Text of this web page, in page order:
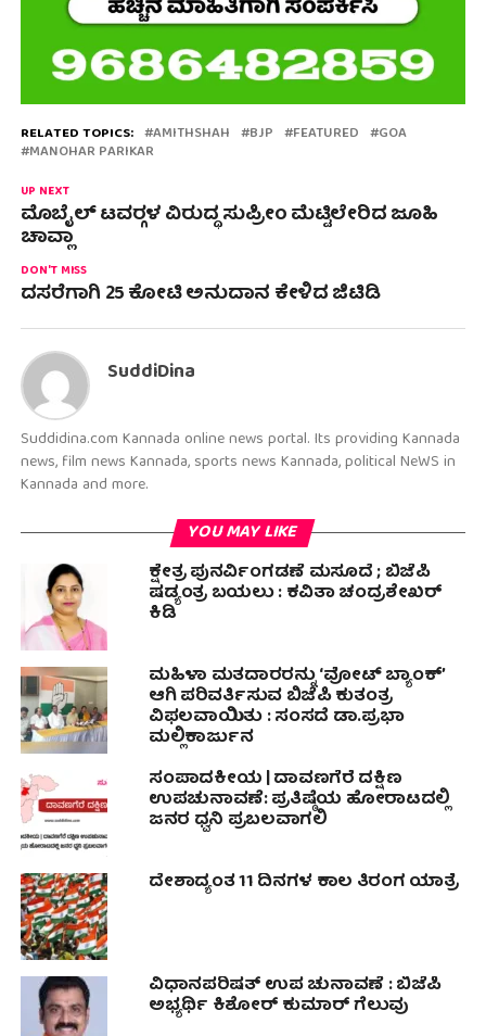
RELATED TOPICS: AMITHSHAH BJP FEATURED GOA
MANOHAR PARIKAR
UP NEXT
ಮೊಬೈಲ್ ಟವರ್‍ಗಳ ವಿರುದ್ಧ ಸುಪ್ರೀಂ ಮೆಟ್ಟಿಲೇರಿದ ಜೂಹಿ
ಚಾವ್ಲಾ
DON'T MISS
ದಸರೆಗಾಗಿ 25 ಕೋಟಿ ಅನುದಾನ ಕೇಳಿದ ಜಿಟಿಡಿ
SuddiDina
Suddidina.com Kannada online news portal. Its providing Kannada
news, film news Kannada, sports news Kannada, political NeWS in
Kannada and more.
YOU MAY LIKE
ಕ್ಷೇತ್ರ ಪುನರ್ವಿಂಗಡಣೆ ಮಸೂದೆ ; ಬಿಜೆಪಿ
ಷಡ್ಯಂತ್ರ ಬಯಲು : ಕವಿತಾ ಚಂದ್ರಶೇಖರ್
ಕಿಡಿ
ಮಹಿಳಾ ಮತದಾರರನ್ನು ‘ವೋಟ್ ಬ್ಯಾಂಕ್’
ಆಗಿ ಪರಿವರ್ತಿಸುವ ಬಿಜೆಪಿ ಕುತಂತ್ರ
ವಿಫಲವಾಯಿತು : ಸಂಸದೆ ಡಾ.ಪ್ರಭಾ
ಮಲ್ಲಿಕಾರ್ಜುನ
ಸಂಪಾದಕೀಯ | ದಾವಣಗೆರೆ ದಕ್ಷಿಣ
ಉಪಚುನಾವಣೆ: ಪ್ರತಿಷ್ಠೆಯ ಹೋರಾಟದಲ್ಲಿ
ಜನರ ಧ್ವನಿ ಪ್ರಬಲವಾಗಲಿ
ದೇಶಾದ್ಯಂತ 11 ದಿನಗಳ ಕಾಲ ತಿರಂಗ ಯಾತ್ರೆ
ವಿಧಾನಪರಿಷತ್ ಉಪ ಚುನಾವಣೆ : ಬಿಜೆಪಿ
ಅಭ್ಯರ್ಥಿ ಕಿಶೋರ್ ಕುಮಾರ್ ಗೆಲುವು